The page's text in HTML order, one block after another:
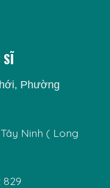
SĨ
Phường
Ninh ( Long
829